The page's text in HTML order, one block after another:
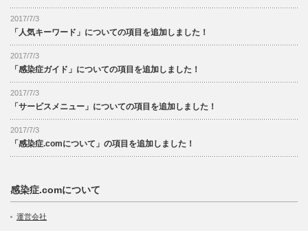
2017/7/3
「人気キーワード」についての項目を追加しました！
2017/7/3
「感染症ガイド」についての項目を追加しました！
2017/7/3
「サービスメニュー」についての項目を追加しました！
2017/7/3
「感染症.comについて」の項目を追加しました！
感染症.comについて
運営会社